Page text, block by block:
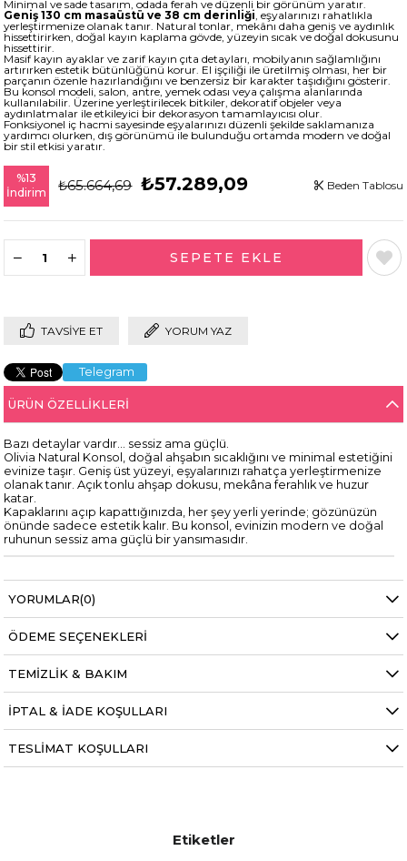
Minimal ve sade tasarım, odada ferah ve düzenli bir görünüm yaratır.
Geniş 130 cm masaüstü ve 38 cm derinliği , eşyalarınızı rahatlıkla
yerleştirmenize olanak tanır. Natural tonlar, mekânı daha geniş ve aydınlık
hissettirirken, doğal kayın kaplama gövde, yüzeyin sıcak ve doğal dokusunu
hissettirir.
Masif kayın ayaklar ve zarif kayın çıta detayları, mobilyanın sağlamlığını
artırırken estetik bütünlüğünü korur. El işçiliği ile üretilmiş olması, her bir
parçanın özenle hazırlandığını ve benzersiz bir karakter taşıdığını gösterir.
Bu konsol modeli, salon, antre, yemek odası veya çalışma alanlarında
kullanılabilir. Üzerine yerleştirilecek bitkiler, dekoratif objeler veya
aydınlatmalar ile etkileyici bir dekorasyon tamamlayıcısı olur.
Fonksiyonel iç hacmi sayesinde eşyalarınızı düzenli şekilde saklamanıza
yardımcı olurken, dış görünümü ile bulunduğu ortamda modern ve doğal
bir stil etkisi yaratır.
%13
İndirim
₺65.664,69 ₺57.289,09 Beden Tablosu
TAVSIYE ET YORUM YAZ
Telegram
ÜRÜN ÖZELLIKLERI
Bazı detaylar vardır… sessiz ama güçlü.
Olivia Natural Konsol, doğal ahşabın sıcaklığını ve minimal estetiğini
evinize taşır. Geniş üst yüzeyi, eşyalarınızı rahatça yerleştirmenize
olanak tanır. Açık tonlu ahşap dokusu, mekâna ferahlık ve huzur
katar.
Kapaklarını açıp kapattığınızda, her şey yerli yerinde; gözünüzün
önünde sadece estetik kalır. Bu konsol, evinizin modern ve doğal
ruhunun sessiz ama güçlü bir yansımasıdır.
YORUMLAR(0)
ÖDEME SEÇENEKLERI
TEMIZLIK & BAKIM
İPTAL & İADE KOŞULLARI
TESLIMAT KOŞULLARI
Etiketler